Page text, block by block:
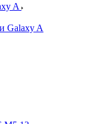
A
Galaxy A